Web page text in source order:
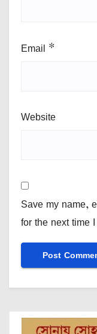
Email *
Website
Save my name,
for the next time